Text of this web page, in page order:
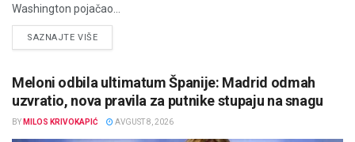
Washington pojačao...
SAZNAJTE VIŠEDETAILS
Meloni odbila ultimatum Španije: Madrid odmah
uzvratio, nova pravila za putnike stupaju na snagu
BY MILOS KRIVOKAPIĆ AVGUST 8, 2026